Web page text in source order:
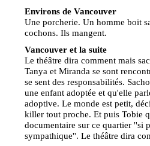
Environs de Vancouver
Une porcherie. Un homme boit
cochons. Ils mangent.
Vancouver et la suite
Le théâtre dira comment mais
Tanya et Miranda se sont
se sent des responsabilités.
une enfant adoptée et qu'elle
adoptive. Le monde est petit,
killer tout proche. Et puis Tobie
documentaire sur ce quartier ''si
sympathique''. Le théâtre dira